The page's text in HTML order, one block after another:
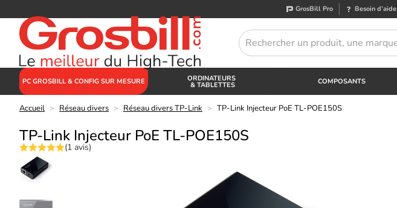
GrosBill Pro Besoin d’aide
PC GROSBILL & CONFIG SUR MESURE ORDINATEURS
& TABLETTES COMPOSANTS
Accueil > Réseau divers > Réseau divers TP-Link > TP-Link Injecteur PoE TL-POE150S
TP-Link Injecteur PoE TL-POE150S
(1 avis)